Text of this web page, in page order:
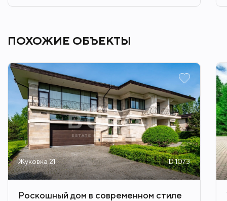
ПОХОЖИЕ ОБЪЕКТЫ
Жуковка 21 ID 1073
Роскошный дом в современном стиле